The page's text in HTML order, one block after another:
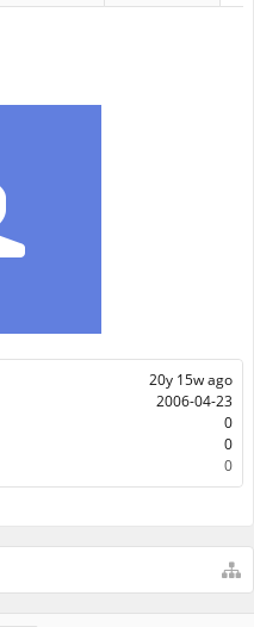
20y 15w ago
2006-04-23
0
0
0